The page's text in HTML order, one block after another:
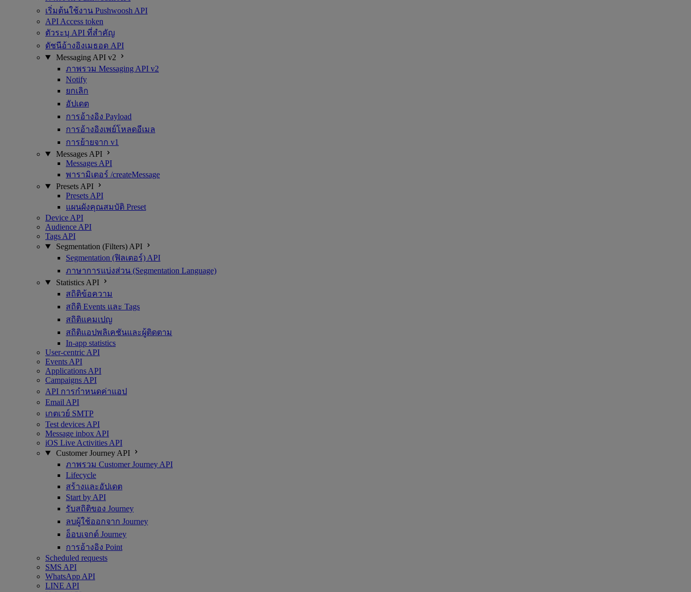
เริ่มต้นใช้งาน Pushwoosh API
API Access token
ตัวระบุ API ที่สำคัญ
ดัชนีอ้างอิงเมธอด API
Messaging API v2
ภาพรวม Messaging API v2
Notify
ยกเลิก
อัปเดต
การอ้างอิง Payload
การอ้างอิงเพย์โหลดอีเมล
การย้ายจาก v1
Messages API
Messages API
พารามิเตอร์ /createMessage
Presets API
Presets API
แผนผังคุณสมบัติ Preset
Device API
Audience API
Tags API
Segmentation (Filters) API
Segmentation (ฟิลเตอร์) API
ภาษาการแบ่งส่วน (Segmentation Language)
Statistics API
สถิติข้อความ
สถิติ Events และ Tags
สถิติแคมเปญ
สถิติแอปพลิเคชันและผู้ติดตาม
In-app statistics
User-centric API
Events API
Applications API
Campaigns API
API การกำหนดค่าแอป
Email API
เกตเวย์ SMTP
Test devices API
Message inbox API
iOS Live Activities API
Customer Journey API
ภาพรวม Customer Journey API
Lifecycle
สร้างและอัปเดต
Start by API
รับสถิติของ Journey
ลบผู้ใช้ออกจาก Journey
อ็อบเจกต์ Journey
การอ้างอิง Point
Scheduled requests
SMS API
WhatsApp API
LINE API